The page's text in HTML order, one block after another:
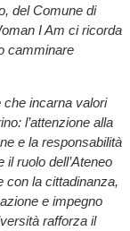
del Comune di
I Am ci ricorda
camminare
incarna valori
l’attenzione alla
e la responsabilità
ruolo dell’Ateneo
con la cittadinanza,
e impegno
rafforza il